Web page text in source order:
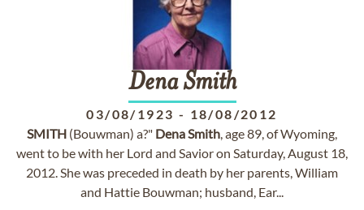
Dena Smith
03/08/1923 - 18/08/2012
SMITH (Bouwman) a?" DenaSmith, age 89, of Wyoming,
went to be with her Lord and Savior on Saturday, August 18,
2012. She was preceded in death by her parents, William
and Hattie Bouwman; husband, Ear...